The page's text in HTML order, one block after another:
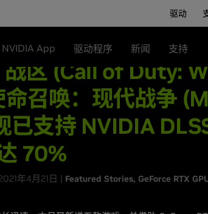
驱动
NVIDIA App 驱动程序 新闻 支持
战区 (Call of Duty:
命召唤：现代战争
已支持 NVIDIA
70%
年4月21日 | Featured Stories GeForce RTX